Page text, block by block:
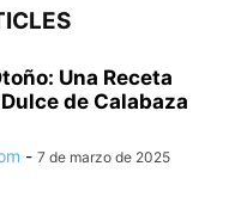
Una Receta
de Calabaza
- 7 de marzo de 2025